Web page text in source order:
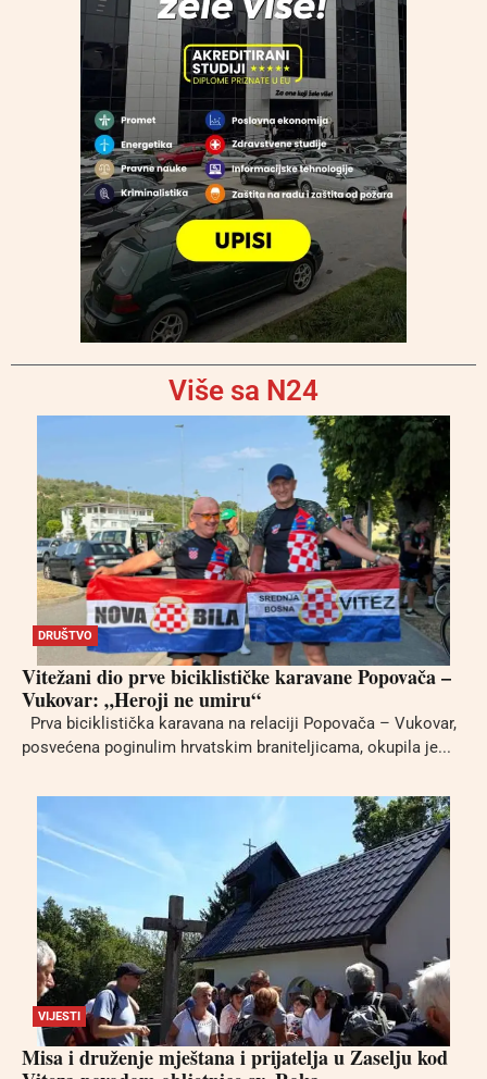
Više sa N24
DRUŠTVO
Vitežani dio prve biciklističke karavane Popovača –
Vukovar: „Heroji ne umiru“
Prva biciklistička karavana na relaciji Popovača – Vukovar,
posvećena poginulim hrvatskim braniteljicama, okupila je...
VIJESTI
Misa i druženje mještana i prijatelja u Zaselju kod